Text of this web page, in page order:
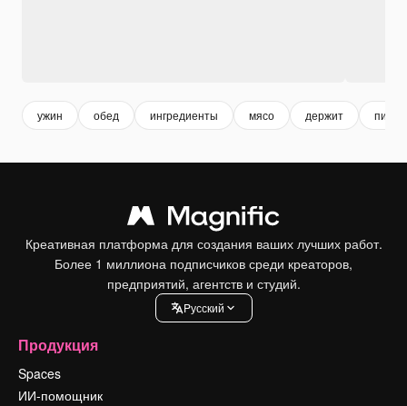
ужин обед ингредиенты мясо держит
Креативная платформа для создания ваших лучших работ.
Более 1 миллиона подписчиков среди креаторов,
предприятий, агентств и студий.
Pусский
Продукция
Spaces
ИИ-помощник